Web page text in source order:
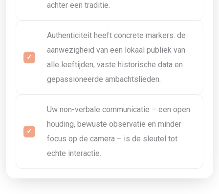
achter een traditie.
Authenticiteit heeft concrete markers: de
aanwezigheid van een lokaal publiek van
alle leeftijden, vaste historische data en
gepassioneerde ambachtslieden.
Uw non-verbale communicatie – een open
houding, bewuste observatie en minder
focus op de camera – is de sleutel tot
echte interactie.